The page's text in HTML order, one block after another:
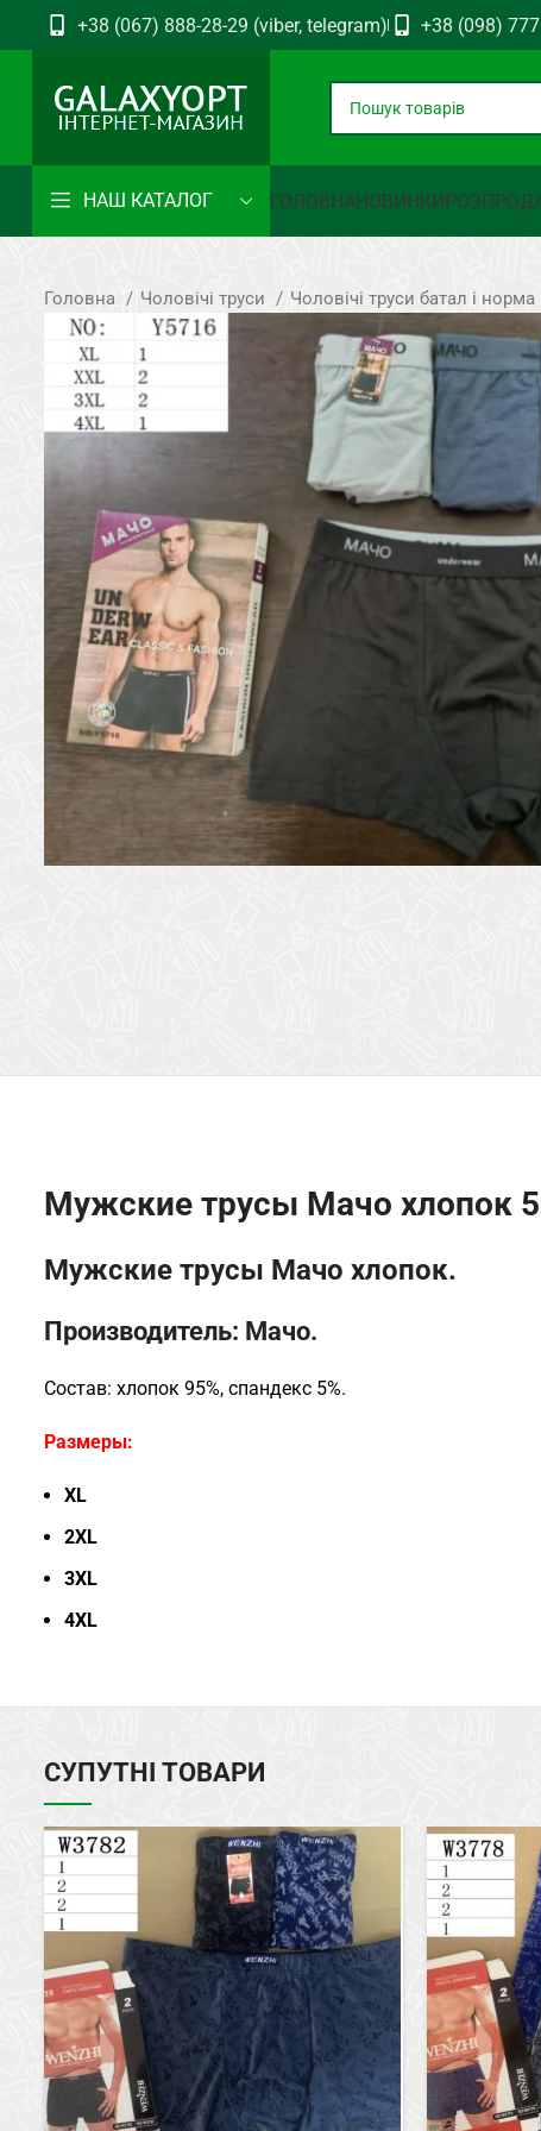
+38 (067) 888-28-29 (viber, telegram) +38 (098)
НАШ КАТАЛОГ ГОЛОВНАНОВИНКИ
Головна Чоловічі труси Чоловічі труси батал і норма
Мужские трусы Мачо хлопок
Мужские трусы Мачо хлопок.
Производитель: Мачо.
Состав: хлопок 95%, спандекс 5%.
Размеры:
XL
2XL
3XL
4XL
СУПУТНІ ТОВАРИ